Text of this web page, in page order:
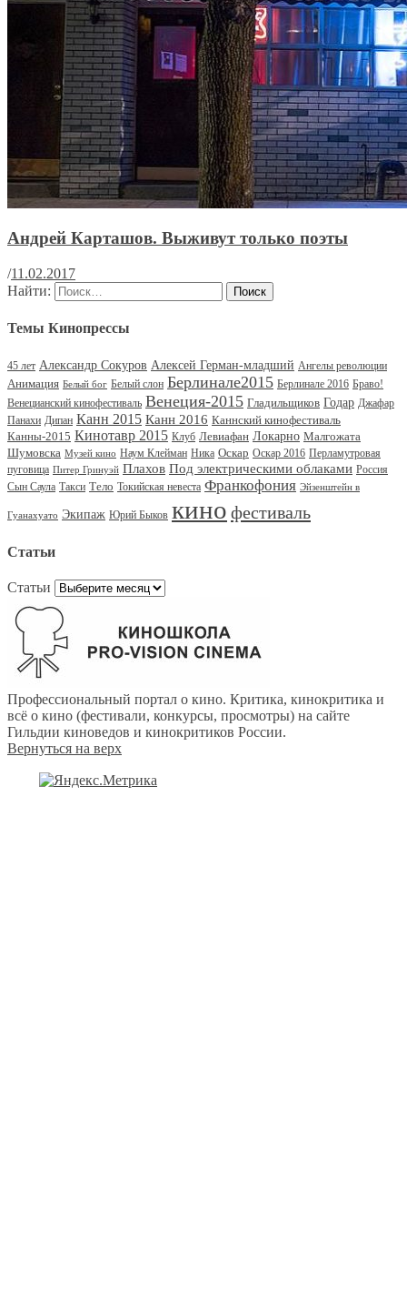
Андрей Карташов. Выживут только поэты
/11.02.2017
Найти:
Темы Кинопрессы
45 лет Александр Сокуров Алексей Герман-младший Ангелы революции
Анимация Белый бог Белый слон Берлинале2015 Берлинале 2016 Браво!
Венецианский кинофестиваль Венеция-2015 Гладильщиков Годар Джафар
Панахи Дипан Канн 2015 Канн 2016 Каннский кинофестиваль
Канны-2015 Кинотавр 2015 Клуб Левиафан Локарно Малгожата
Шумовска Музей кино Наум Клейман Ника Оскар Оскар 2016 Перламутровая
пуговица Питер Гринуэй Плахов Под электрическими облаками Россия
Сын Саула Такси Тело Токийская невеста Франкофония Эйзенштейн в
Гуанахуато Экипаж Юрий Быков кино фестиваль
Статьи
Статьи
Профессиональный портал о кино. Критика, кинокритика и
всё о кино (фестивали, конкурсы, просмотры) на сайте
Гильдии киноведов и кинокритиков России.
Вернуться на верх